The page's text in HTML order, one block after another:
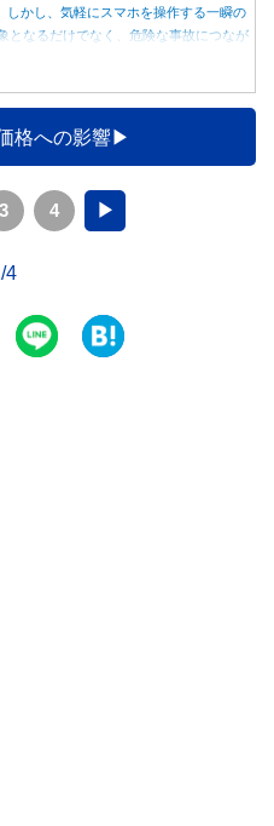
かし、気軽にスマホを操作する一瞬の
となるだけでなく、危険な事故につなが
格への影響
3 4 ▶
4